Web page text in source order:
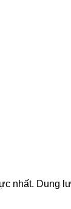
nhất. Dung